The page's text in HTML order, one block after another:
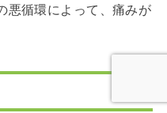
悪循環によって、痛みが